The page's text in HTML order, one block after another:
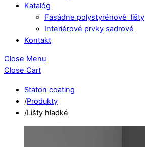
Katalóg
Fasádne polystyrénové lišty
Interiérové prvky sadrové
Kontakt
Close Menu
Close Cart
Staton coating
/Produkty
/Lišty hladké